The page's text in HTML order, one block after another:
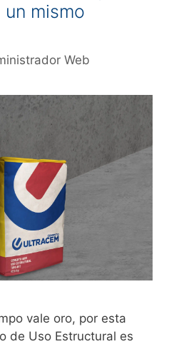
mismo
Web
vale oro, por esta
de Uso Estructural es